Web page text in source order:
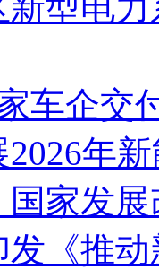
车企交
年
家发
《推